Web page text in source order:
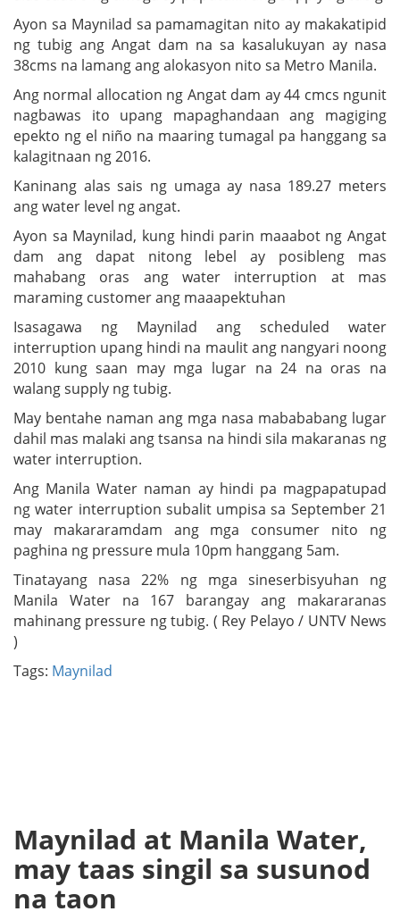
Ayon sa Maynilad sa pamamagitan nito ay makakatipid
ng tubig ang Angat dam na sa kasalukuyan ay nasa
38cms na lamang ang alokasyon nito sa Metro Manila.
Ang normal allocation ng Angat dam ay 44 cmcs ngunit
nagbawas ito upang mapaghandaan ang magiging
epekto ng el niño na maaring tumagal pa hanggang sa
kalagitnaan ng 2016.
Kaninang alas sais ng umaga ay nasa 189.27 meters
ang water level ng angat.
Ayon sa Maynilad, kung hindi parin maaabot ng Angat
dam ang dapat nitong lebel ay posibleng mas
mahabang oras ang water interruption at mas
maraming customer ang maaapektuhan
Isasagawa ng Maynilad ang scheduled water
interruption upang hindi na maulit ang nangyari noong
2010 kung saan may mga lugar na 24 na oras na
walang supply ng tubig.
May bentahe naman ang mga nasa mabababang lugar
dahil mas malaki ang tsansa na hindi sila makaranas ng
water interruption.
Ang Manila Water naman ay hindi pa magpapatupad
ng water interruption subalit umpisa sa September 21
may makararamdam ang mga consumer nito ng
paghina ng pressure mula 10pm hanggang 5am.
Tinatayang nasa 22% ng mga sineserbisyuhan ng
Manila Water na 167 barangay ang makararanas
mahinang pressure ng tubig. ( Rey Pelayo / UNTV News
)
Tags: Maynilad
Maynilad at Manila Water,
may taas singil sa susunod
na taon